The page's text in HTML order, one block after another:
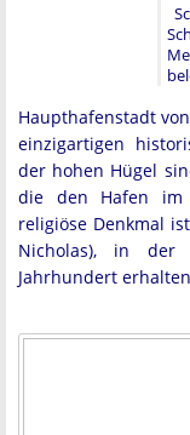
Haupthafenstadt
einzigartigen
der hohen Hügel
die den Hafen im
religiöse Denkmal
Nicholas), in der
Jahrhundert